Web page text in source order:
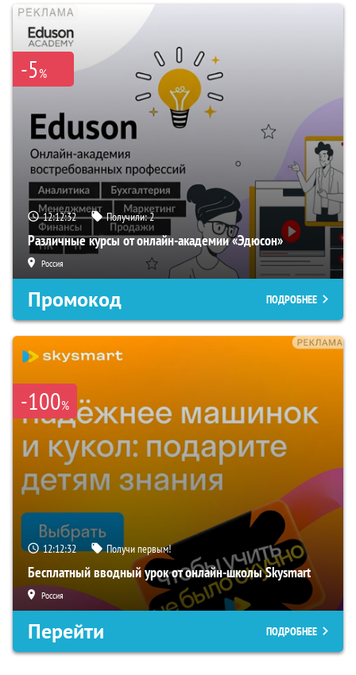
-5%
12:12:31 Получили:2
Различные курсы от онлайн-академии «Эдюсон»
Россия
Промокод ПОДРОБНЕЕ
-100%
12:12:31 Получи первым!
Бесплатный вводный урок от онлайн-школы Skysmart
Россия
Перейти ПОДРОБНЕЕ